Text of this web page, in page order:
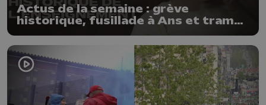
Actus de la semaine : grève
historique, fusillade à Ans et tram
déjà dégradé à Liège